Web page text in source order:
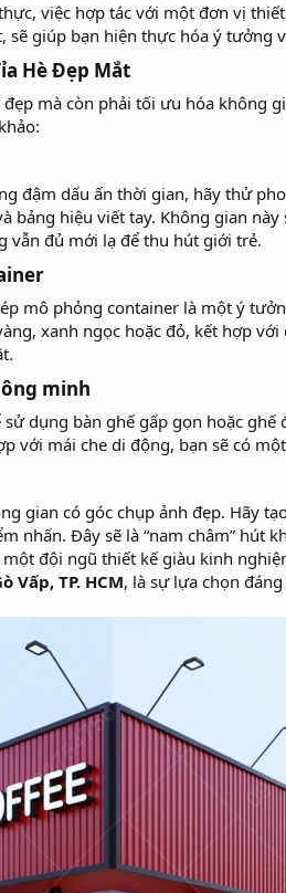
việc hợp tác với một đơn vị
giúp bạn hiện thực hóa ý tưởng
Hè Đẹp Mắt​
mà còn phải tối ưu hóa
đậm dấu ấn thời gian, hãy thử
bảng hiệu viết tay. Không gian
vẫn đủ mới lạ để thu hút giới trẻ.
mô phỏng container là một ý
xanh ngọc hoặc đỏ, kết hợp
minh​
dụng bàn ghế gấp gọn hoặc
với mái che di động, bạn sẽ có
gian có góc chụp ảnh đẹp. Hãy
nhấn. Đây sẽ là “nam châm” hút
đội ngũ thiết kế giàu kinh
Vấp, TP. HCM, là sự lựa chọn